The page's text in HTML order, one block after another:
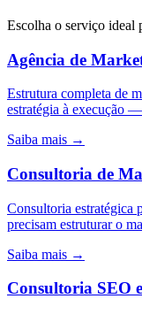
Escolha o serviço ideal
Agência de
Estrutura completa de
estratégia à execução
Saiba mais →
Consultoria de
Consultoria estratégica
precisam estruturar o
Saiba mais →
Consultoria SEO